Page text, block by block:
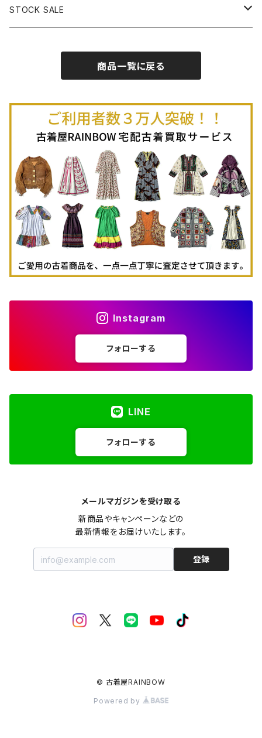
古着オーバーオール
古着半袖Ｔシャツ
古着キャミソール
古着ポロシャツ
古着長袖ポロシャツ
古着スウェット
古着パーカー
古着タンクトップ
古着ニットアウター
古着ヘビージャケット
古着羽織り
古着膝丈スカート (丈56-75cm)
古着ミニ丈スカート (丈56-75cm)
古着ロング丈パンツ
STOCK SALE
Autumn / Winter
商品一覧に戻る
Instagram
フォローする
LINE
フォローする
メールマガジンを受け取る
新商品やキャンペーンなどの
最新情報をお届けいたします。
登録
© 古着屋RAINBOW
Powered by